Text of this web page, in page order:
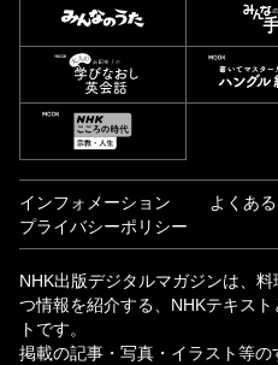
インフォメーション よくあ
プライバシーポリシー
NHK出版デジタルマガジンは、
つ情報を紹介する、NHKテキス
トです。
掲載の記事・写真・イラスト等